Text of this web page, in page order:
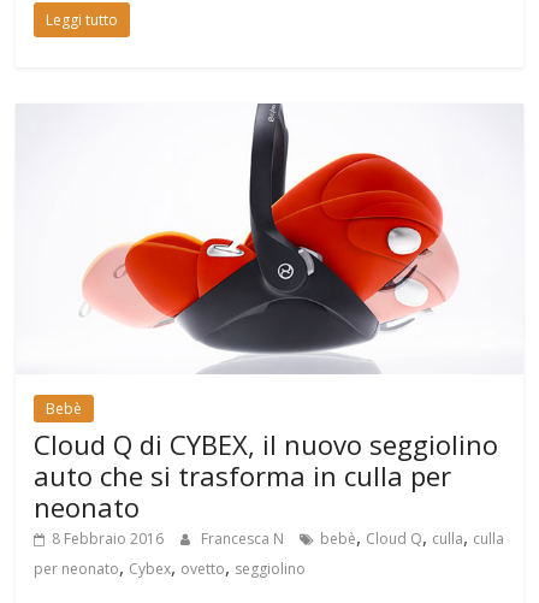
Leggi tutto
Bebè
Cloud Q di CYBEX, il nuovo seggiolino
auto che si trasforma in culla per
neonato
8 Febbraio 2016 Francesca N bebè, Cloud Q, culla, culla
per neonato, Cybex, ovetto, seggiolino